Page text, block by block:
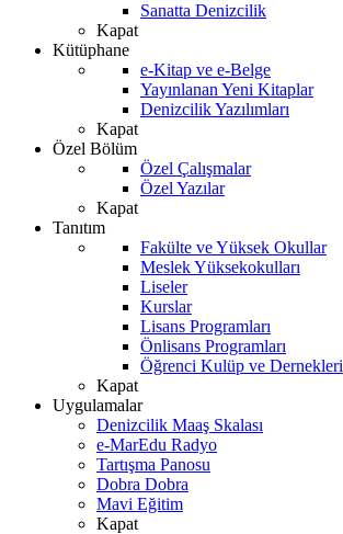
Sanatta Denizcilik
Kapat
Kütüphane
e-Kitap ve e-Belge
Yayınlanan Yeni Kitaplar
Denizcilik Yazılımları
Kapat
Özel Bölüm
Özel Çalışmalar
Özel Yazılar
Kapat
Tanıtım
Fakülte ve Yüksek Okullar
Meslek Yüksekokulları
Liseler
Kurslar
Lisans Programları
Önlisans Programları
Öğrenci Kulüp ve Dernekleri
Kapat
Uygulamalar
Denizcilik Maaş Skalası
e-MarEdu Radyo
Tartışma Panosu
Dobra Dobra
Mavi Eğitim
Kapat